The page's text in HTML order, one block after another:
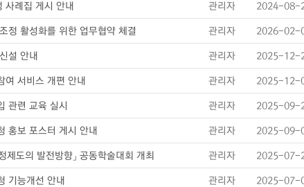
사례집 게시 안내 관리자 2024-08-
정 활성화를 위한 업무협약 체결 관리자 2026-02-
설 안내 관리자 2025-12-
여 서비스 개편 안내 관리자 2025-12-
관련 교육 실시 관리자 2025-09-
홍보 포스터 게시 안내 관리자 2025-09-
제도의 발전방향」 공동학술대회 개최 관리자 2025-07-
기능개선 안내 관리자 2025-07-